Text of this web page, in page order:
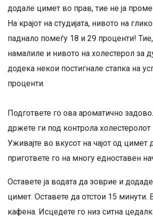
додале цимет во прав, тие не ја
На крајот на студијата, нивото на
паднало помеѓу 18 и 29 проценти! Тие,
намалиле и нивото на холестерол за
додека некои постигнале стапка на
проценти.
Подгответе го ова ароматично
држете ги под контрола холестеролот
Уживајте во вкусот на чајот од цимет
пригответе го на многу едноставен
Оставете ја водата да зоврие и
цимет. Оставете да отстои 15 минути.
кафена. Исцедете го низ ситна